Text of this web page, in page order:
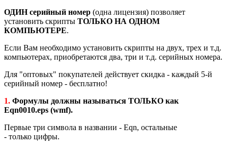
ОДИН серийный номер (одна лицензия) позволяет
установить скрипты ТОЛЬКО НА ОДНОМ
КОМПЬЮТЕРЕ.
Если Вам необходимо установить скрипты на двух, трех и т.д.
компьютерах, приобретаются два, три и т.д. серийных номера.
Для "оптовых" покупателей действует скидка - каждый 5-й
серийный номер - бесплатно!
1. Формулы должны называться ТОЛЬКО как
Eqn0010.eps (wmf).
Первые три символа в названии - Eqn, остальные
- только цифры.